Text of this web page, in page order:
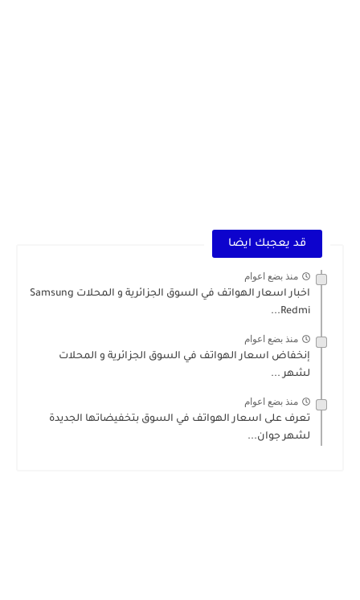
قد يعجبك ايضا
منذ بضع اعوام
اخبار اسعار الهواتف في السوق الجزائرية و المحلات Samsung
Redmi...
منذ بضع اعوام
إنخفاض اسعار الهواتف في السوق الجزائرية و المحلات
لشهر ...
منذ بضع اعوام
تعرف على اسعار الهواتف في السوق بتخفيضاتها الجديدة
لشهر جوان...